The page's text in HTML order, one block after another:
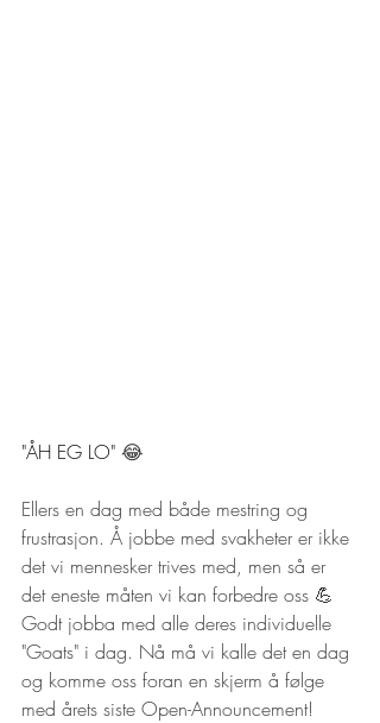
"ÅH EG LO" 😂
Ellers en dag med både mestring og
frustrasjon. Å jobbe med svakheter er ikke
det vi mennesker trives med, men så er
det eneste måten vi kan forbedre oss 💪
Godt jobba med alle deres individuelle
"Goats" i dag. Nå må vi kalle det en dag
og komme oss foran en skjerm å følge
med årets siste Open-Announcement!